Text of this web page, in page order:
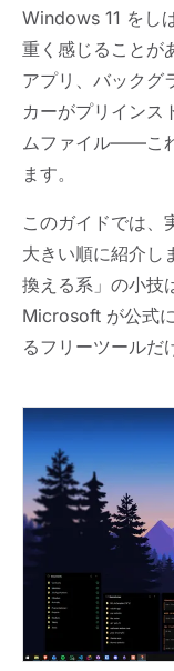
Windows 11 をし
重く感じることが
アプリ、バックグ
カーがプリインス
ムファイル——こ
ます。
このガイドでは、
大きい順に紹介し
換える系」の小技
Microsoft が公式
るフリーツールだ